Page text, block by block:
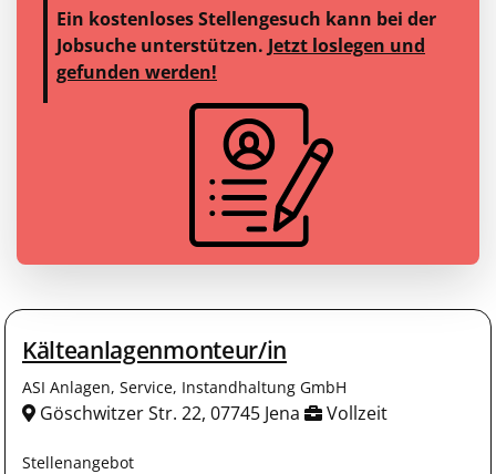
Ein kostenloses Stellengesuch kann bei der
Jobsuche unterstützen. Jetzt loslegen und
gefunden werden!
Kälteanlagenmonteur/in
ASI Anlagen, Service, Instandhaltung GmbH
Göschwitzer Str. 22, 07745 Jena Vollzeit
Stellenangebot